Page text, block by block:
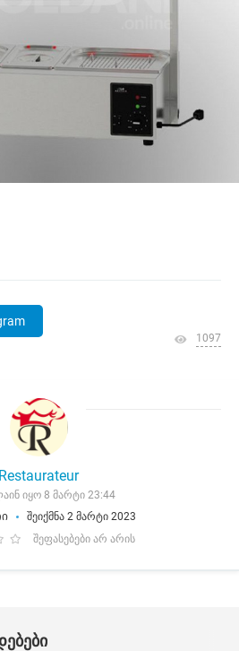
1097
Restaurateur
იყო 8 მარტი 23:44
შეიქმნა 2 მარტი 2023
შეფასებები არ არის